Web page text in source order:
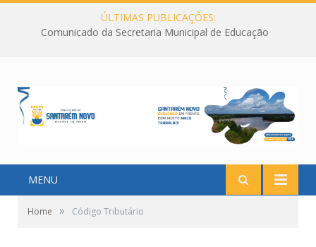
ÚLTIMAS PUBLICAÇÕES:
Comunicado da Secretaria Municipal de Educação
MENU
Home » Código Tributário